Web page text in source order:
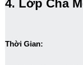
4. Lớp Cha
Thời Gian: